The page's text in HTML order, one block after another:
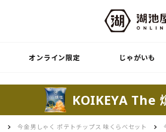
オンライン限定 じゃがいも
KOIKEYA The
今金男しゃく ポテトチップス 味くらべセット